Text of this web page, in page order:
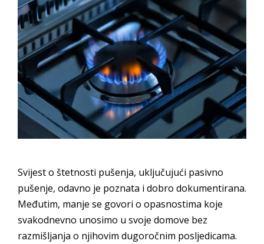
Svijest o štetnosti pušenja, uključujući pasivno
pušenje, odavno je poznata i dobro dokumentirana.
Međutim, manje se govori o opasnostima koje
svakodnevno unosimo u svoje domove bez
razmišljanja o njihovim dugoročnim posljedicama.